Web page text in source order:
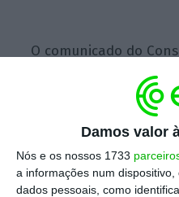
Damos valor
Nós e os nossos 1733
a informações num
dados pessoais, como
O comunicado do
acrescenta que o
temática da
mobilidade, áreas
competitividade do
o país como um
reconhecido pelos